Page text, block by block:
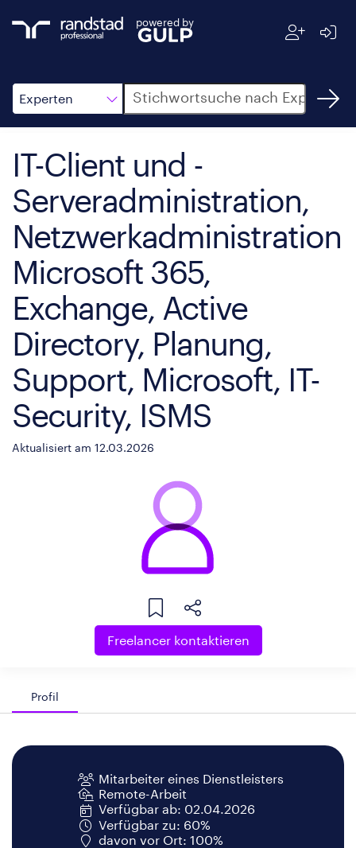
powered by
Experten
Suche
IT-Client und -
Serveradministration,
Netzwerkadministration
Microsoft 365,
Exchange, Active
Directory, Planung,
Support, Microsoft, IT-
Security, ISMS
Aktualisiert am 12.03.2026
Freelancer kontaktieren
Profil
Mitarbeiter eines Dienstleisters
Remote-Arbeit
Verfügbar ab: 02.04.2026
Verfügbar zu: 60%
davon vor Ort: 100%